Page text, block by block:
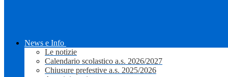
News e Info
Le notizie
Calendario scolastico a.s. 2026/2027
Chiusure prefestive a.s. 2025/2026